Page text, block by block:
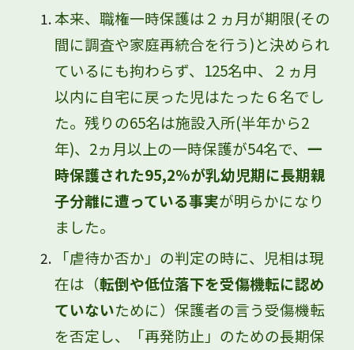
本来、職権一時保護は２ヵ月が期限(その
間に調査や家庭再統合を行う)と決められ
ているにも拘わらず、125名中、２ヵ月
以内に自宅に戻った児はたった６名でし
た。残りの65名は施設入所(半年から2
年)、2ヵ月以上の一時保護が54名で、一
時保護された95,2%が乳幼児期に長期親
子分離に遭っている事実が明らかになり
ました。
「虐待か否か」の判定の時に、児相は現
在は（転倒や低位落下を受傷機転に認め
ていないために）保護者の言う受傷機転
を否定し、「再発防止」のための長期保